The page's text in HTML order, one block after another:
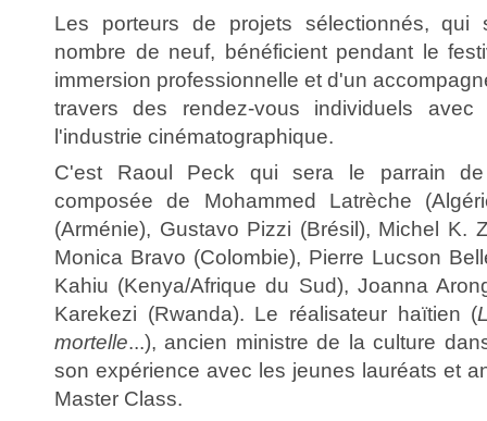
Les porteurs de projets sélectionnés,
nombre de neuf, bénéficient pendant le
immersion professionnelle et d'un
travers des rendez-vous individuels
l'industrie cinématographique.
C'est Raoul Peck qui sera le parrain
composée de Mohammed Latrèche
(Arménie), Gustavo Pizzi (Brésil), Michel K.
Monica Bravo (Colombie), Pierre Lucson
Kahiu (Kenya/Afrique du Sud), Joanna
Karekezi (Rwanda). Le réalisateur haïtien (
mortelle...), ancien ministre de la culture
son expérience avec les jeunes lauréats et
Master Class.